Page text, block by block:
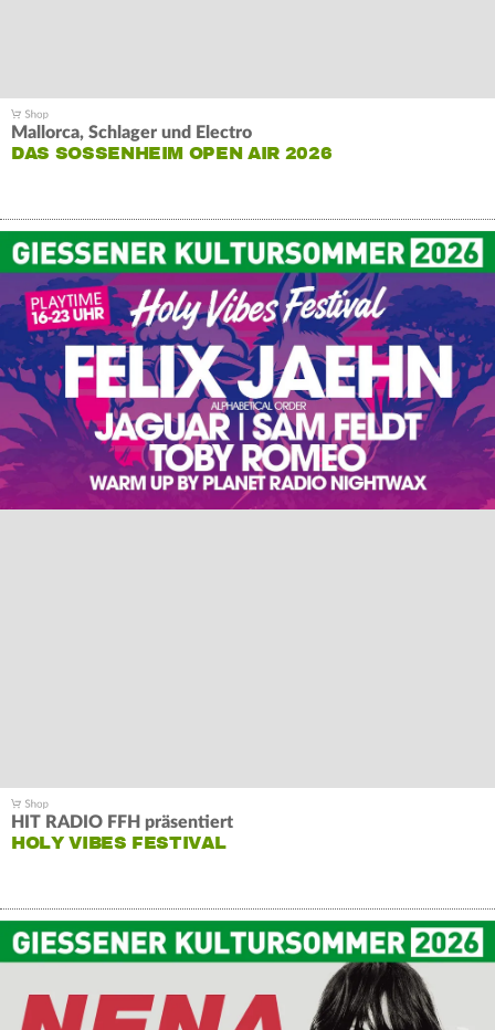
Mallorca, Schlager und Electro
DAS SOSSENHEIM OPEN AIR 2026
HIT RADIO FFH präsentiert
HOLY VIBES FESTIVAL